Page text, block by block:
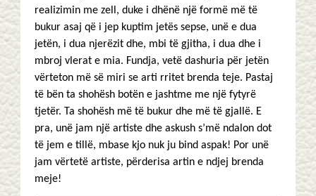
realizimin me zell, duke i dhënë një formë më të
bukur asaj që i jep kuptim jetës sepse, unë e dua
jetën, i dua njerëzit dhe, mbi të gjitha, i dua dhe i
mbroj vlerat e mia. Fundja, vetë dashuria për jetën
vërteton më së miri se arti rritet brenda teje. Pastaj
të bën ta shohësh botën e jashtme me një fytyrë
tjetër. Ta shohësh më të bukur dhe më të gjallë. E
pra, unë jam një artiste dhe askush s’më ndalon dot
të jem e tillë, mbase kjo nuk ju bind aspak! Por unë
jam vërtetë artiste, përderisa artin e ndjej brenda
meje!